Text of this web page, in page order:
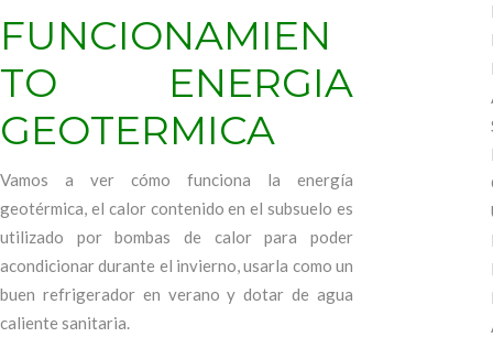
FUNCIONAMIEN
TO ENERGIA
GEOTERMICA
Vamos a ver cómo funciona la energía
geotérmica, el calor contenido en el subsuelo es
utilizado por bombas de calor para poder
acondicionar durante el invierno, usarla como un
buen refrigerador en verano y dotar de agua
caliente sanitaria.